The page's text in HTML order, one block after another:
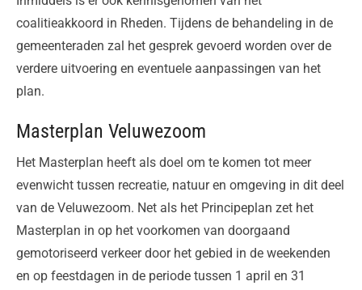
coalitieakkoord in Rheden. Tijdens de behandeling in de
gemeenteraden zal het gesprek gevoerd worden over de
verdere uitvoering en eventuele aanpassingen van het
plan.
Masterplan Veluwezoom
Het Masterplan heeft als doel om te komen tot meer
evenwicht tussen recreatie, natuur en omgeving in dit deel
van de Veluwezoom. Net als het Principeplan zet het
Masterplan in op het voorkomen van doorgaand
gemotoriseerd verkeer door het gebied in de weekenden
en op feestdagen in de periode tussen 1 april en 31